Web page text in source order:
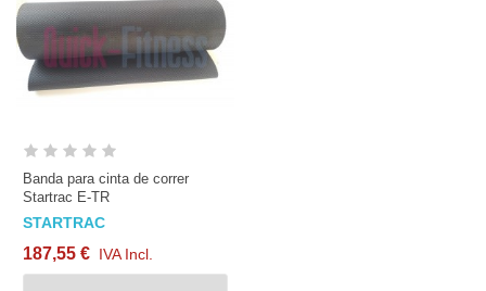
Banda para cinta de correr
Startrac E-TR
STARTRAC
187,55 € IVA Incl.